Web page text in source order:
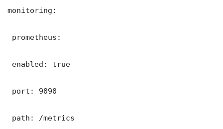
monitoring:
prometheus:
enabled: true
port: 9090
path: /metrics